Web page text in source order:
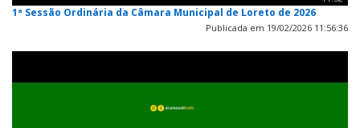
1ª Sessão Ordinária da Câmara Municipal de Loreto de 2026
Publicada em 19/02/2026 11:56:36